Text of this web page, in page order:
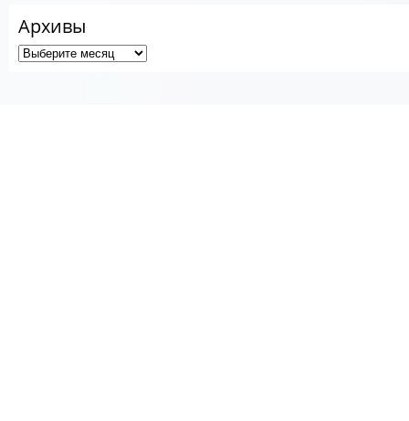
Архивы